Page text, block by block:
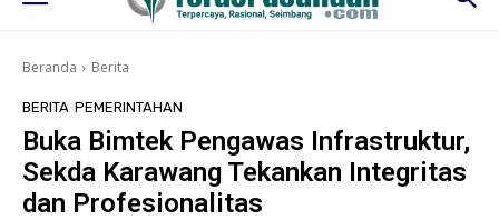
Beranda Berita
BERITA PEMERINTAHAN
Buka Bimtek Pengawas Infrastruktur,
Sekda Karawang Tekankan Integritas
dan Profesionalitas